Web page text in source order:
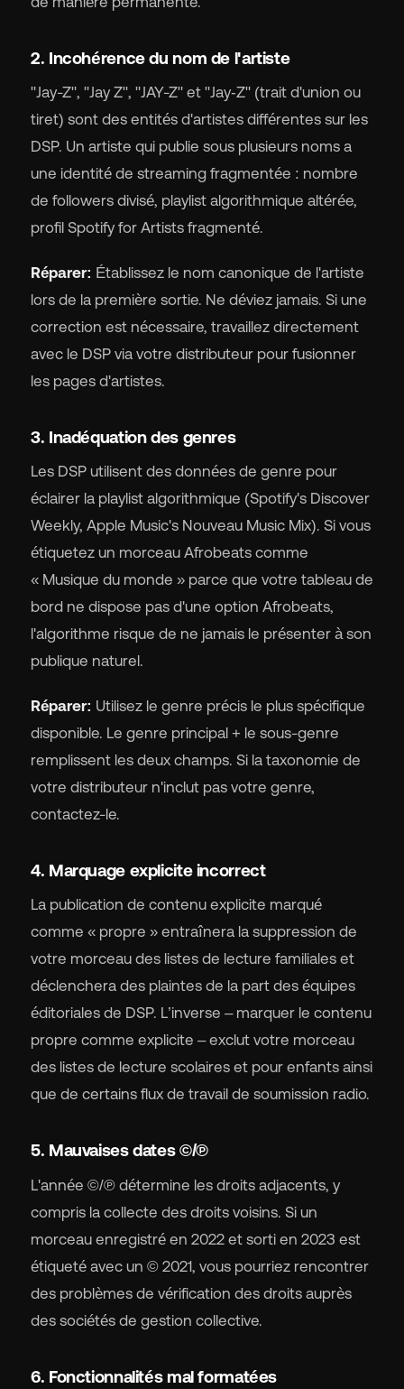
2. Incohérence du nom de l'artiste
"Jay-Z", "Jay Z", "JAY-Z" et "Jay‑Z" (trait d'union ou
tiret) sont des entités d'artistes différentes sur les
DSP. Un artiste qui publie sous plusieurs noms a
une identité de streaming fragmentée : nombre
de followers divisé, playlist algorithmique altérée,
profil Spotify for Artists fragmenté.
Réparer: Établissez le nom canonique de l'artiste
lors de la première sortie. Ne déviez jamais. Si une
correction est nécessaire, travaillez directement
avec le DSP via votre distributeur pour fusionner
les pages d'artistes.
3. Inadéquation des genres
Les DSP utilisent des données de genre pour
éclairer la playlist algorithmique (Spotify's Discover
Weekly, Apple Music's Nouveau Music Mix). Si vous
étiquetez un morceau Afrobeats comme
« Musique du monde » parce que votre tableau de
bord ne dispose pas d'une option Afrobeats,
l'algorithme risque de ne jamais le présenter à son
publique naturel.
Réparer: Utilisez le genre précis le plus spécifique
disponible. Le genre principal + le sous-genre
remplissent les deux champs. Si la taxonomie de
votre distributeur n'inclut pas votre genre,
contactez-le.
4. Marquage explicite incorrect
La publication de contenu explicite marqué
comme « propre » entraînera la suppression de
votre morceau des listes de lecture familiales et
déclenchera des plaintes de la part des équipes
éditoriales de DSP. L’inverse – marquer le contenu
propre comme explicite – exclut votre morceau
des listes de lecture scolaires et pour enfants ainsi
que de certains flux de travail de soumission radio.
5. Mauvaises dates ©/℗
L'année ©/℗ détermine les droits adjacents, y
compris la collecte des droits voisins. Si un
morceau enregistré en 2022 et sorti en 2023 est
étiqueté avec un © 2021, vous pourriez rencontrer
des problèmes de vérification des droits auprès
des sociétés de gestion collective.
6. Fonctionnalités mal formatées